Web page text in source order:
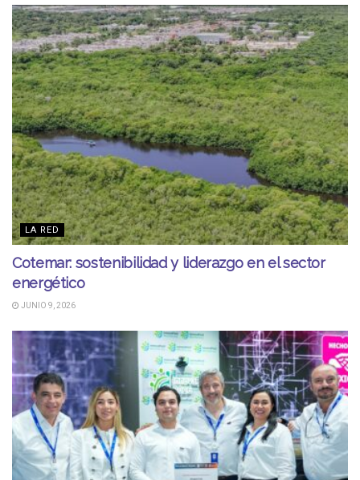
LA RED
Cotemar: sostenibilidad y liderazgo en el sector
energético
JUNIO 9, 2026